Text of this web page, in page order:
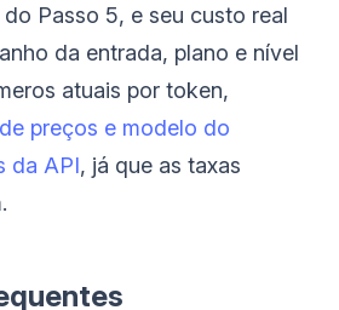
Passo 5, e seu custo real
da entrada, plano e nível
atuais por token,
preços e modelo do
da API, já que as taxas